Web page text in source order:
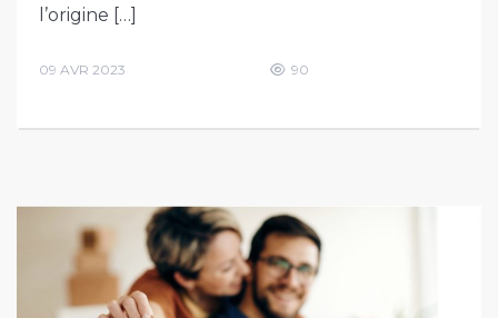
l’origine […]
09 AVR 2023 90